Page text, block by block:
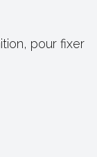
pour fixer